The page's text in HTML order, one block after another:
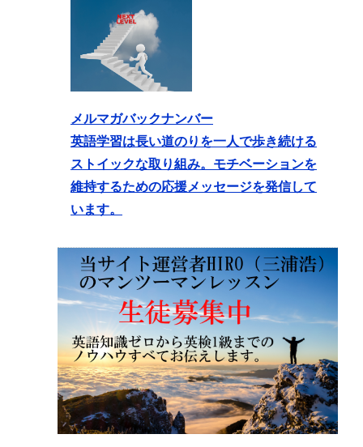
メルマガバックナンバー
英語学習は長い道のりを一人で歩き続ける
ストイックな取り組み。モチベーションを
維持するための応援メッセージを発信して
います。